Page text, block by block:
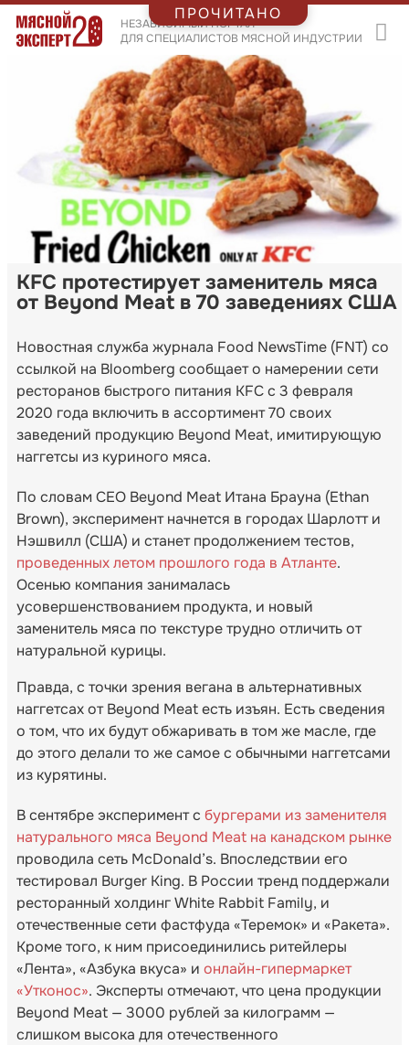
НЕЗАВИСИМЫЙ ПОРТАЛ
ДЛЯ СПЕЦИАЛИСТОВ МЯСНОЙ ИНДУСТРИИ
KFC протестирует заменитель мяса
от Beyond Meat в 70 заведениях США
Новостная служба журнала Food NewsTime (FNT) со
ссылкой на Bloomberg сообщает о намерении сети
ресторанов быстрого питания KFC с 3 февраля
2020 года включить в ассортимент 70 своих
заведений продукцию Beyond Meat, имитирующую
наггетсы из куриного мяса.
По словам CEO Beyond Meat Итана Брауна (Ethan
Brown), эксперимент начнется в городах Шарлотт и
Нэшвилл (США) и станет продолжением тестов,
проведенных летом прошлого года в Атланте.
Осенью компания занималась
усовершенствованием продукта, и новый
заменитель мяса по текстуре трудно отличить от
натуральной курицы.
Правда, с точки зрения вегана в альтернативных
наггетсах от Beyond Meat есть изъян. Есть сведения
о том, что их будут обжаривать в том же масле, где
до этого делали то же самое с обычными наггетсами
из курятины.
В сентябре эксперимент с бургерами из заменителя
натурального мяса Beyond Meat на канадском рынке
проводила сеть McDonald’s. Впоследствии его
тестировал Burger King. В России тренд поддержали
ресторанный холдинг White Rabbit Family, и
отечественные сети фастфуда «Теремок» и «Ракета».
Кроме того, к ним присоединились ритейлеры
«Лента», «Азбука вкуса» и онлайн-гипермаркет
«Утконос». Эксперты отмечают, что цена продукции
Beyond Meat — 3000 рублей за килограмм —
слишком высока для отечественного
ПРОЧИТАНО